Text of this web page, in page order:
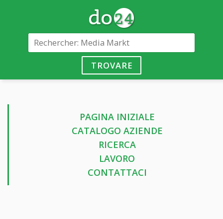
TROVARE
PAGINA INIZIALE
CATALOGO AZIENDE
RICERCA
LAVORO
CONTATTACI